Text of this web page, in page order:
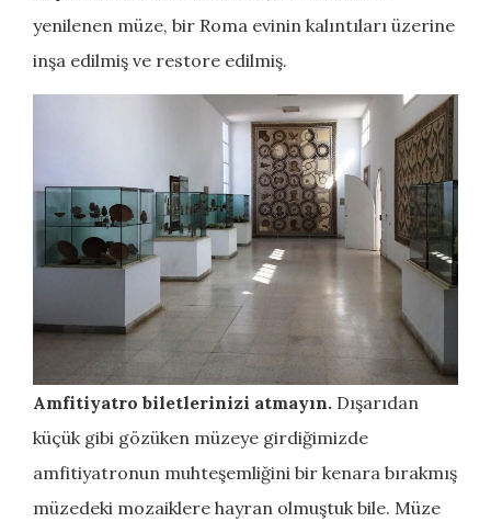
yenilenen müze, bir Roma evinin kalıntıları üzerine
inşa edilmiş ve restore edilmiş.
Amfitiyatro biletlerinizi atmayın. Dışarıdan
küçük gibi gözüken müzeye girdiğimizde
amfitiyatronun muhteşemliğini bir kenara bırakmış
müzedeki mozaiklere hayran olmuştuk bile. Müze